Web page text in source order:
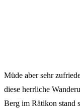
Müde aber sehr
diese herrliche
Berg im Rätikon stand